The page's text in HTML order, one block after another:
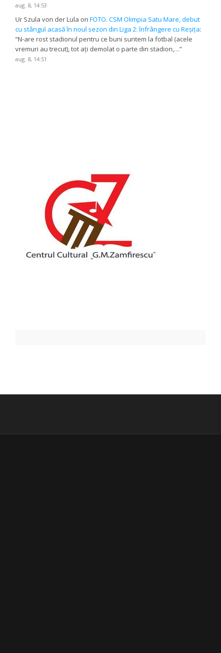
aug. 8, 14:53
Ur Szula von der Lula onFOTO. CSM Olimpia Satu Mare, debut
cu stângul acasă în noul sezon din Liga 2: înfrângere cu Reșița:
“N-are rost stadionul pentru ce buni suntem la fotbal (acele
vremuri au trecut), tot ați demolat o parte din stadion,…”
aug. 8, 14:51